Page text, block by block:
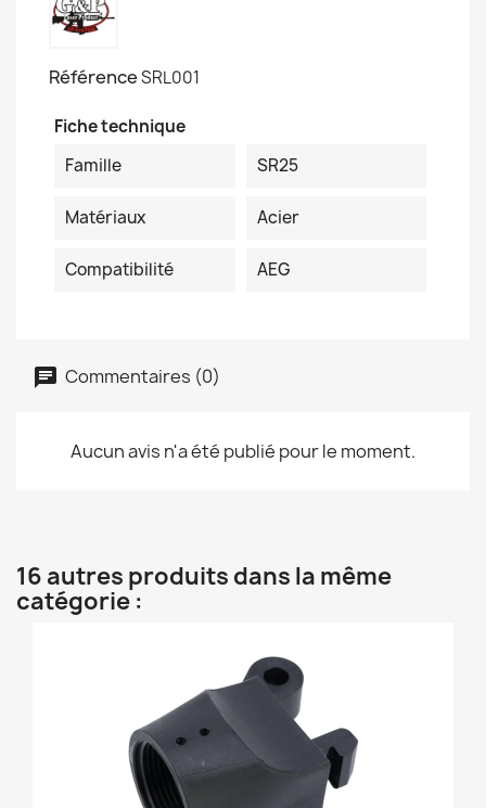
RéférenceSRL001
Fiche technique
Famille
SR25
Matériaux Acier
Compatibilité AEG
Commentaires (0)
Aucun avis n'a été publié pour le moment.
16 autres produits dans la même
catégorie :